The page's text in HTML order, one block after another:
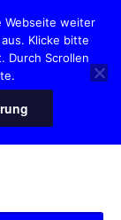
Webseite weiter
Klicke bitte
Durch Scrollen